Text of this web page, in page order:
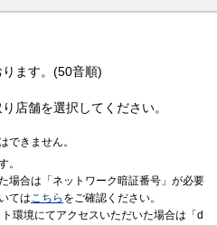
ます。(50音順)
店舗を選択してください。
できません。
。
場合は「ネットワーク暗証番号」が必要
てはこちら をご確認ください。
環境にてアクセスいただいた場合は「d